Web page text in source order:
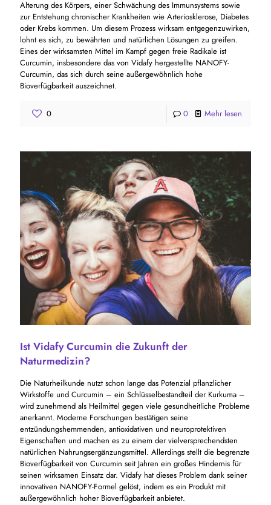
Alterung des Körpers, einer Schwächung des Immunsystems sowie
zur Entstehung chronischer Krankheiten wie Arteriosklerose, Diabetes
oder Krebs kommen. Um diesem Prozess wirksam entgegenzuwirken,
lohnt es sich, zu bewährten und natürlichen Lösungen zu greifen.
Eines der wirksamsten Mittel im Kampf gegen freie Radikale ist
Curcumin, insbesondere das von Vidafy hergestellte NANOFY-
Curcumin, das sich durch seine außergewöhnlich hohe
Bioverfügbarkeit auszeichnet.
0 0 Mehr lesen
Ist Vidafy Curcumin die Zukunft der
Naturmedizin?
Die Naturheilkunde nutzt schon lange das Potenzial pflanzlicher
Wirkstoffe und Curcumin – ein Schlüsselbestandteil der Kurkuma –
wird zunehmend als Heilmittel gegen viele gesundheitliche Probleme
anerkannt. Moderne Forschungen bestätigen seine
entzündungshemmenden, antioxidativen und neuroprotektiven
Eigenschaften und machen es zu einem der vielversprechendsten
natürlichen Nahrungsergänzungsmittel. Allerdings stellt die begrenzte
Bioverfügbarkeit von Curcumin seit Jahren ein großes Hindernis für
seinen wirksamen Einsatz dar. Vidafy hat dieses Problem dank seiner
innovativen NANOFY-Formel gelöst, indem es ein Produkt mit
außergewöhnlich hoher Bioverfügbarkeit anbietet.